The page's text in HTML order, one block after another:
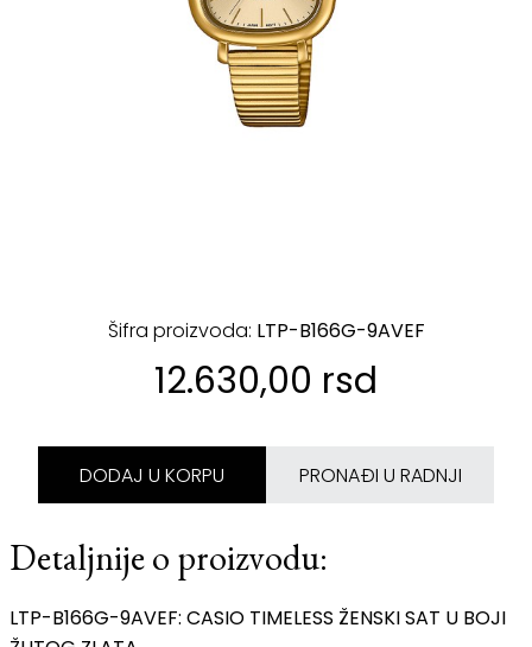
Šifra proizvoda: LTP-B166G-9AVEF
12.630,00 rsd
DODAJ U KORPU PRONAĐI U RADNJI
Detaljnije o proizvodu:
LTP-B166G-9AVEF: CASIO TIMELESS ŽENSKI SAT U BOJI